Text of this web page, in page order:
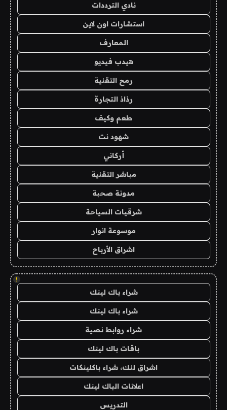
نادي الترددات
استشارات اون لاين
المعارف
هيدب فيديو
رمح التقنية
رذاذ التجارة
طعم وكيف
شهود نت
أركاني
مباشر التقنية
مدونة صحبة
شرقيات السياحة
موسوعة انوار
اشراق الأرباح
!
شراء باك لينك
شراء باك لينك
شراء روابط نصية
باقات باك لينك
اشراق لنك، شراء باكلينكات
اعلانات الباك لينك
التدريس